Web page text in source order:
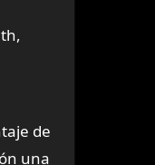
de
una